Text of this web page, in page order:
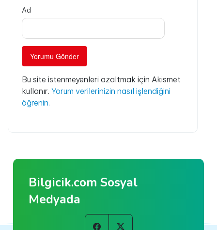
Ad
Bu site istenmeyenleri azaltmak için Akismet
kullanır. Yorum verilerinizin nasıl işlendiğini
öğrenin.
Bilgicik.com Sosyal
Medyada